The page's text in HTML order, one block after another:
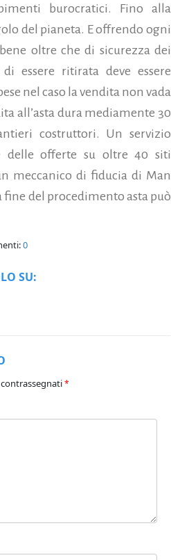
burocratici. Fino alla
del pianeta. E offrendo ogni
oltre che di sicurezza dei
essere ritirata deve essere
nel caso la vendita non vada
all’asta dura mediamente 30
costruttori. Un servizio
delle offerte su oltre 40 siti
meccanico di fiducia di Man
del procedimento asta può
0
SU:
*